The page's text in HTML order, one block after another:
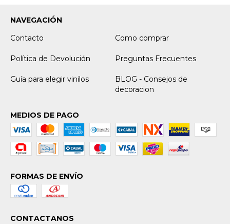
NAVEGACIÓN
Contacto
Como comprar
Política de Devolución Preguntas Frecuentes
Guía para elegir vinilos
BLOG - Consejos de
decoracion
MEDIOS DE PAGO
FORMAS DE ENVÍO
CONTACTANOS